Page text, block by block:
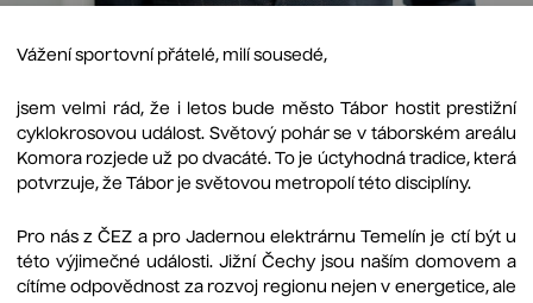
Vážení sportovní přátelé, milí sousedé,
jsem velmi rád, že i letos bude město Tábor hostit prestižní
cyklokrosovou událost. Světový pohár se v táborském areálu
Komora rozjede už po dvacáté. To je úctyhodná tradice, která
potvrzuje, že Tábor je světovou metropolí této disciplíny.
Pro nás z ČEZ a pro Jadernou elektrárnu Temelín je ctí být u
této výjimečné události. Jižní Čechy jsou naším domovem a
cítíme odpovědnost za rozvoj regionu nejen v energetice, ale